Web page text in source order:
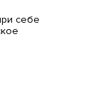
себе